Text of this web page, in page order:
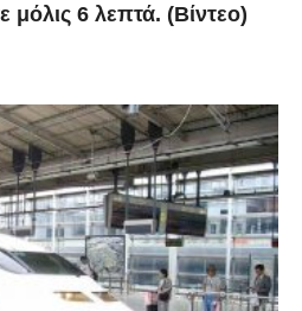
μόλις 6 λεπτά. (Βίντεο)